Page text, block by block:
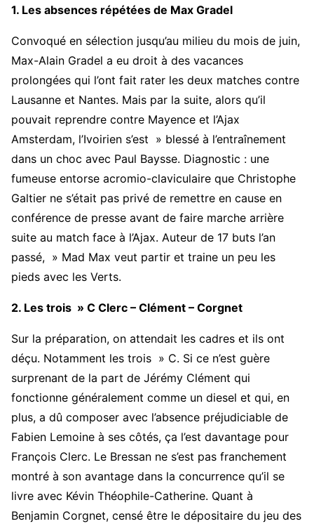
1. Les absences répétées de Max Gradel
Convoqué en sélection jusqu’au milieu du mois de juin,
Max-Alain Gradel a eu droit à des vacances
prolongées qui l’ont fait rater les deux matches contre
Lausanne et Nantes. Mais par la suite, alors qu’il
pouvait reprendre contre Mayence et l’Ajax
Amsterdam, l’Ivoirien s’est » blessé à l’entraînement
dans un choc avec Paul Baysse. Diagnostic : une
fumeuse entorse acromio-claviculaire que Christophe
Galtier ne s’était pas privé de remettre en cause en
conférence de presse avant de faire marche arrière
suite au match face à l’Ajax. Auteur de 17 buts l’an
passé, » Mad Max veut partir et traine un peu les
pieds avec les Verts.
2. Les trois » C Clerc – Clément – Corgnet
Sur la préparation, on attendait les cadres et ils ont
déçu. Notamment les trois » C. Si ce n’est guère
surprenant de la part de Jérémy Clément qui
fonctionne généralement comme un diesel et qui, en
plus, a dû composer avec l’absence préjudiciable de
Fabien Lemoine à ses côtés, ça l’est davantage pour
François Clerc. Le Bressan ne s’est pas franchement
montré à son avantage dans la concurrence qu’il se
livre avec Kévin Théophile-Catherine. Quant à
Benjamin Corgnet, censé être le dépositaire du jeu des